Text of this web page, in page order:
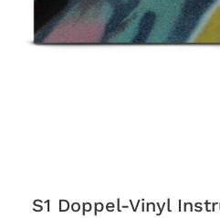
S1 Doppel-Vinyl